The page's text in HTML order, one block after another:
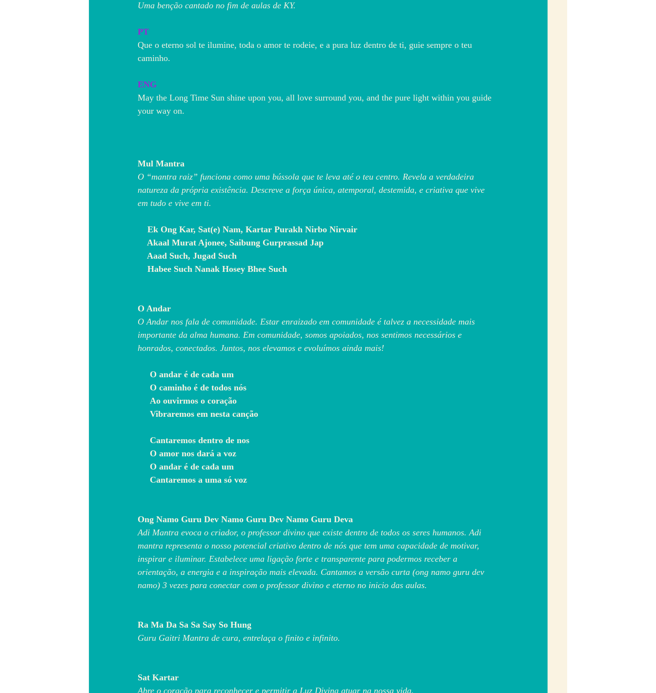
Uma benção cantado no fim de aulas de KY.
PT
Que o eterno sol te ilumine, toda o amor te rodeie, e a pura luz dentro de ti, guie sempre o teu
caminho.
ENG
May the Long Time Sun shine upon you, all love surround you, and the pure light within you guide
your way on.
Mul Mantra
O “mantra raiz” funciona como uma bússola que te leva até o teu centro. Revela a verdadeira
natureza da própria existência. Descreve a força única, atemporal, destemida, e criativa que vive
em tudo e vive em ti.
Ek Ong Kar, Sat(e) Nam, Kartar Purakh Nirbo Nirvair
Akaal Murat Ajonee, Saibung Gurprassad Jap
Aaad Such, Jugad Such
Habee Such Nanak Hosey Bhee Such
O Andar
O Andar nos fala de comunidade. Estar enraizado em comunidade é talvez a necessidade mais
importante da alma humana. Em comunidade, somos apoiados, nos sentimos necessários e
honrados, conectados. Juntos, nos elevamos e evoluímos ainda mais!
   O andar é de cada um
     O caminho é de todos nós
     Ao ouvirmos o coração
     Vibraremos em nesta canção
     Cantaremos dentro de nos
     O amor nos dará a voz
     O andar é de cada um
     Cantaremos a uma só voz
Ong Namo Guru Dev Namo Guru Dev Namo Guru Deva
Adi Mantra evoca o criador, o professor divino que existe dentro de todos os seres humanos. Adi
mantra representa o nosso potencial criativo dentro de nós que tem uma capacidade de motivar,
inspirar e iluminar. Estabelece uma ligação forte e transparente para podermos receber a
orientação, a energia e a inspiração mais elevada. Cantamos a versão curta (ong namo guru dev
namo) 3 vezes para conectar com o professor divino e eterno no inicio das aulas.
Ra Ma Da Sa Sa Say So Hung
Guru Gaitri Mantra de cura, entrelaça o finito e infinito.
Sat Kartar
Abre o coração para reconhecer e permitir a Luz Divina atuar na nossa vida.